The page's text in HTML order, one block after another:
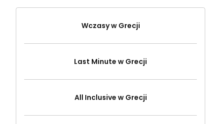
Wczasy w Grecji
Last Minute w Grecji
All Inclusive w Grecji